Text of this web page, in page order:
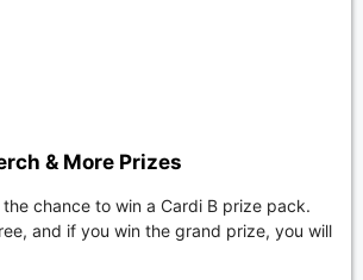
& More Prizes
chance to win a Cardi B prize pack.
and if you win the grand prize, you will